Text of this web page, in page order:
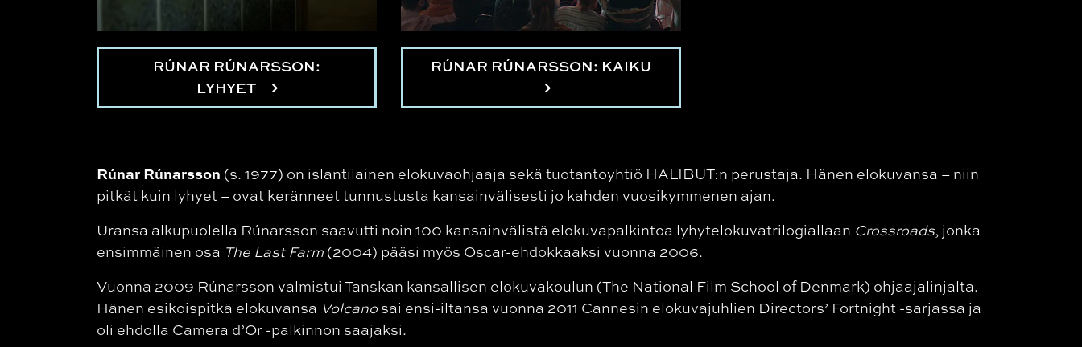
RÚNAR RÚNARSSON:
LYHYET
RÚNAR RÚNARSSON: KAIKU
Rúnar Rúnarsson (s. 1977) on islantilainen elokuvaohjaaja sekä tuotantoyhtiö HALIBUT:n perustaja. Hänen elokuvansa – niin
pitkät kuin lyhyet – ovat keränneet tunnustusta kansainvälisesti jo kahden vuosikymmenen ajan.
Uransa alkupuolella Rúnarsson saavutti noin 100 kansainvälistä elokuvapalkintoa lyhytelokuvatrilogiallaan Crossroads, jonka
ensimmäinen osa The Last Farm (2004) pääsi myös Oscar-ehdokkaaksi vuonna 2006.
Vuonna 2009 Rúnarsson valmistui Tanskan kansallisen elokuvakoulun (The National Film School of Denmark) ohjaajalinjalta.
Hänen esikoispitkä elokuvansa Volcanosai ensi-iltansa vuonna 2011 Cannesin elokuvajuhlien Directors’ Fortnight -sarjassa ja
oli ehdolla Camera d’Or -palkinnon saajaksi.